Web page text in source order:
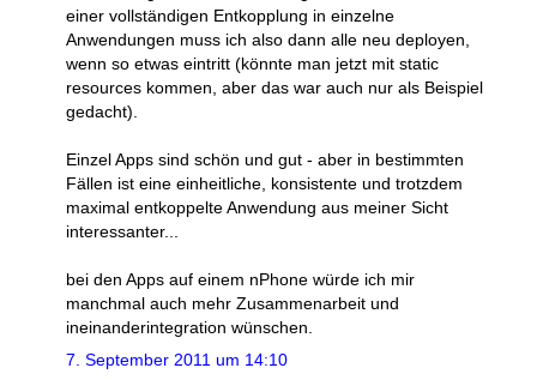
einer vollständigen Entkopplung in einzelne
Anwendungen muss ich also dann alle neu deployen,
wenn so etwas eintritt (könnte man jetzt mit static
resources kommen, aber das war auch nur als Beispiel
gedacht).
Einzel Apps sind schön und gut - aber in bestimmten
Fällen ist eine einheitliche, konsistente und trotzdem
maximal entkoppelte Anwendung aus meiner Sicht
interessanter...
bei den Apps auf einem nPhone würde ich mir
manchmal auch mehr Zusammenarbeit und
ineinanderintegration wünschen.
7. September 2011 um 14:10